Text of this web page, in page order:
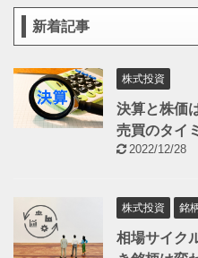
新着記事
株式投資
決算と株価
売買のタイ
2022/12/28
株式投資 銘
相場サイク